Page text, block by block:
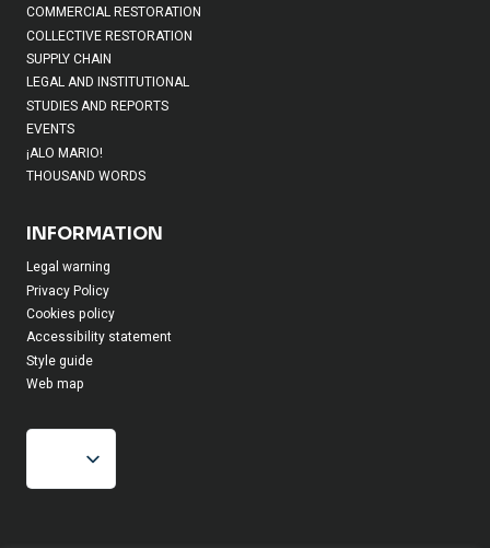
COMMERCIAL RESTORATION
COLLECTIVE RESTORATION
SUPPLY CHAIN
LEGAL AND INSTITUTIONAL
STUDIES AND REPORTS
EVENTS
¡ALO MARIO!
THOUSAND WORDS
INFORMATION
Legal warning
Privacy Policy
Cookies policy
Accessibility statement
Style guide
Web map